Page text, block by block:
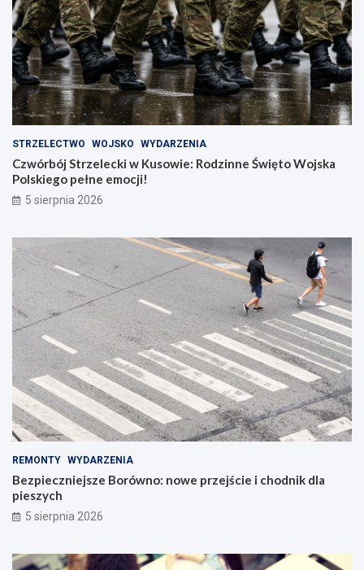
STRZELECTWO WOJSKO WYDARZENIA
Czwórbój Strzelecki w Kusowie: Rodzinne Święto Wojska
Polskiego pełne emocji!
5 sierpnia 2026
REMONTY WYDARZENIA
Bezpieczniejsze Borówno: nowe przejście i chodnik dla
pieszych
5 sierpnia 2026